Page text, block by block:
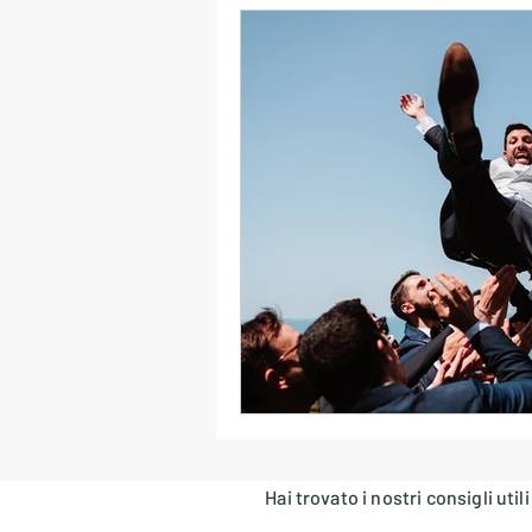
Collaborazione Sposi-DJ
Logistica Audio & Transizioni
Luci & Atmosfera
Location e Stile Musicale
Formazioni Live & DJ Set
Hai trovato i nostri consigli